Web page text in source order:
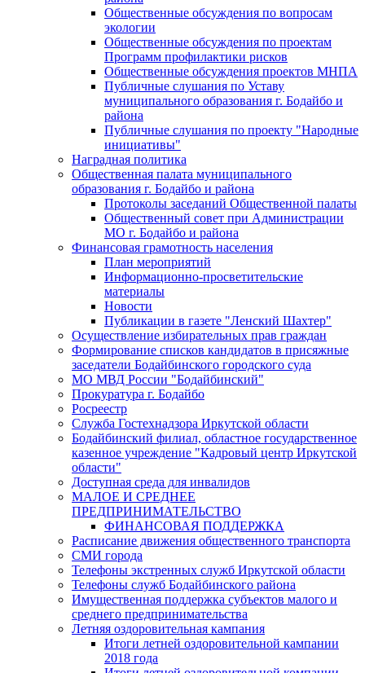
Общественные обсуждения по вопросам
экологии
Общественные обсуждения по проектам
Программ профилактики рисков
Общественные обсуждения проектов МНПА
Публичные слушания по Уставу
муниципального образования г. Бодайбо и
района
Публичные слушания по проекту "Народные
инициативы"
Наградная политика
Общественная палата муниципального
образования г. Бодайбо и района
Протоколы заседаний Общественной палаты
Общественный совет при Администрации
МО г. Бодайбо и района
Финансовая грамотность населения
План мероприятий
Информационно-просветительские
материалы
Новости
Публикации в газете "Ленский Шахтер"
Осуществление избирательных прав граждан
Формирование списков кандидатов в присяжные
заседатели Бодайбинского городского суда
МО МВД России "Бодайбинский"
Прокуратура г. Бодайбо
Росреестр
Служба Гостехнадзора Иркутской области
Бодайбинский филиал, областное государственное
казенное учреждение "Кадровый центр Иркутской
области"
Доступная среда для инвалидов
МАЛОЕ И СРЕДНЕЕ
ПРЕДПРИНИМАТЕЛЬСТВО
ФИНАНСОВАЯ ПОДДЕРЖКА
Расписание движения общественного транспорта
СМИ города
Телефоны экстренных служб Иркутской области
Телефоны служб Бодайбинского района
Имущественная поддержка субъектов малого и
среднего предпринимательства
Летняя оздоровительная кампания
Итоги летней оздоровительной кампании
2018 года